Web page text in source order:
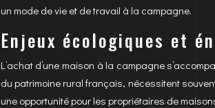
un mode de vie et de travail à la campagne.
Enjeux écologiques et
L’achat d’une maison à la campagne
du patrimoine rural français, nécessitent
une opportunité pour les propriétaires de